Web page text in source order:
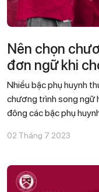
Nên chọn
đơn ngữ khi
Nhiều bậc phụ huynh
chương trình song ngữ
đông các bậc phụ
02 Tháng 7 2023